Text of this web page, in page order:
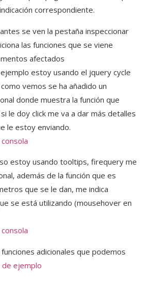
correspondiente.
se ven la pestaña inspeccionar
las funciones que se viene
afectados
estoy usando el jquery cycle
vemos se ha añadido un
donde muestra la función que
le doy click me va a dar más detalles
le estoy enviando.
estoy usando tooltips, firequery me
además de la función que es
que se le dan, me indica
se está utilizando (mousehover en
adicionales que podemos
de ejemplo